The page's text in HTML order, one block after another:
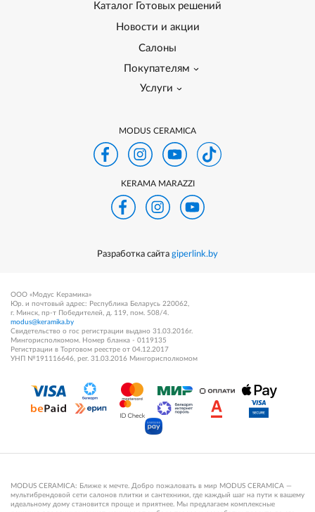
Каталог Готовых решений
Новости и акции
Салоны
Покупателям
Услуги
MODUS CERAMICA
KERAMA MARAZZI
Разработка сайта giperlink.by
ООО «Модус Керамика»
Юр. и почтовый адрес: Республика Беларусь 220062,
г. Минск, пр-т Победителей, д. 119, пом. 508/4.
modus@keramika.by
Свидетельство о гос регистрации выдано 31.03.2016г.
Мингорисполкомом. Номер бланка - 0119135
Регистрации в Торговом реестре от 04.12.2017
УНП №191116646, рег. 31.03.2016 Мингорисполкомом
MODUS CERAMICA: Ближе к мечте. Добро пожаловать в мир MODUS CERAMICA —
мультибрендовой сети салонов плитки и сантехники, где каждый шаг на пути к вашему
идеальному дому становится проще и приятнее. Мы предлагаем комплексные